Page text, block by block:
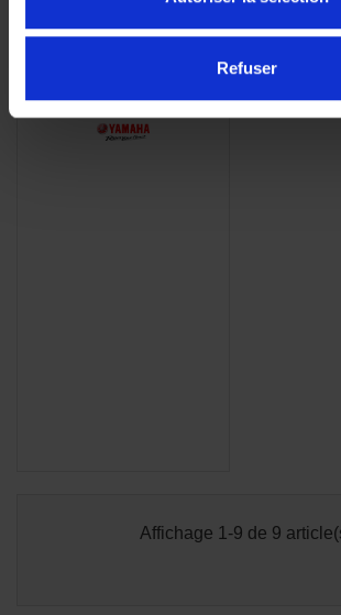
Refuser
YAMAHA TENERE 700
165,00 €
Affichage 1-9 de 9